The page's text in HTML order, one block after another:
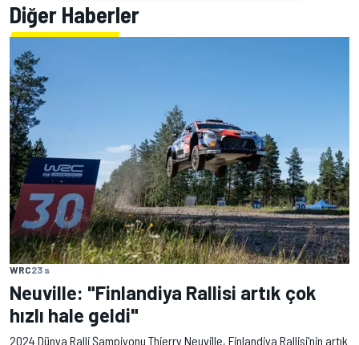
Diğer Haberler
WRC23 s
Neuville: "Finlandiya Rallisi artık çok
hızlı hale geldi"
2024 Dünya Ralli Şampiyonu Thierry Neuville, Finlandiya Rallisi'nin artık